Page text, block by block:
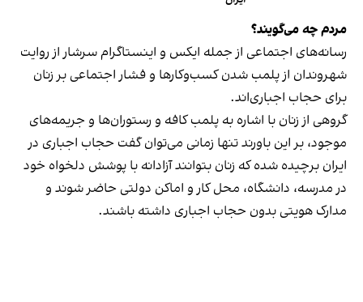
مردم چه می‌گویند؟
رسانه‎‌های اجتماعی از جمله ایکس و اینستاگرام سرشار از روایت
شهروندان از پلمب شدن کسب‌وکارها و فشار اجتماعی بر زنان
برای حجاب اجباری‌اند.
گروهی از زنان با اشاره به پلمب کافه و رستوران‌ها و جریمه‌های
موجود، بر این باورند تنها زمانی می‌توان گفت حجاب اجباری در
ایران برچیده شده که زنان بتوانند آزادانه با پوشش دلخواه خود
در مدرسه، دانشگاه، محل کار و اماکن دولتی حاضر شوند و
مدارک هویتی بدون حجاب اجباری داشته باشند.